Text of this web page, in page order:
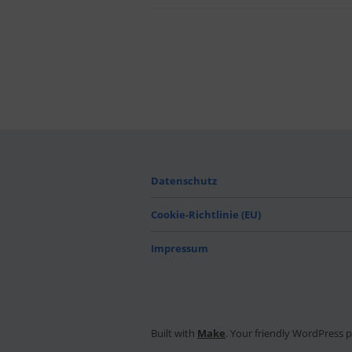
Datenschutz
Cookie-Richtlinie (EU)
Impressum
Built with Make. Your friendly WordPress